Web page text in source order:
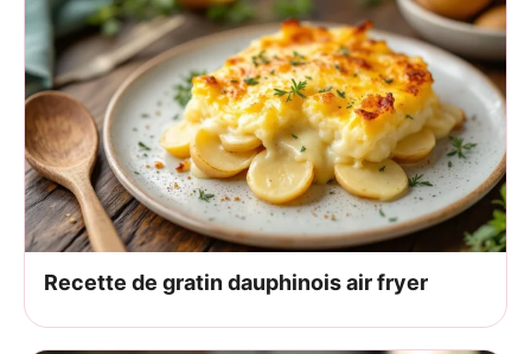
Recette de gratin dauphinois air fryer